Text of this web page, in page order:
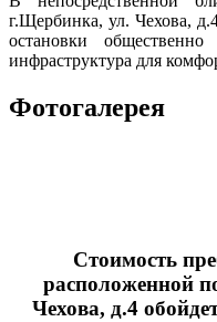
г.Щербинка, ул. Чехова,
остановки
инфраструктура для
Фотогалерея
Стоимость
расположенной
Чехова, д.4